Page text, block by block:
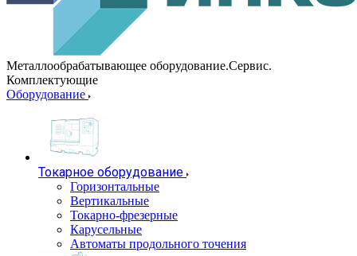
Металлообрабатывающее оборудование.Сервис.
Комплектующие
Оборудование
Токарное оборудование
Горизонтальные
Вертикальные
Токарно-фрезерные
Карусельные
Автоматы продольного точения